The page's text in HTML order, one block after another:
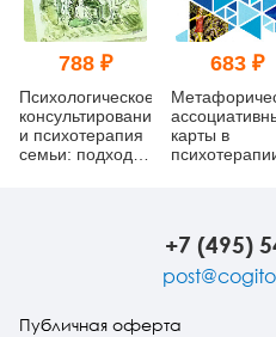
788 ₽
Психологическое
консультирование
и психотерапия
семьи: подходы,
683 ₽
карты в
техники,
+7 (495)
Публичная оферта